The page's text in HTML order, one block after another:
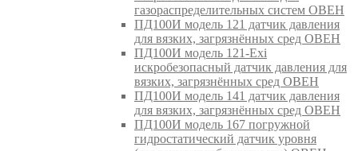
газораспределительных систем ОВЕН
ПД100И модель 121 датчик давления
для вязких, загрязнённых сред ОВЕН
ПД100И модель 121-Exi
искробезопасный датчик давления для
вязких, загрязнённых сред ОВЕН
ПД100И модель 141 датчик давления
для вязких, загрязнённых сред ОВЕН
ПД100И модель 167 погружной
гидростатический датчик уровня